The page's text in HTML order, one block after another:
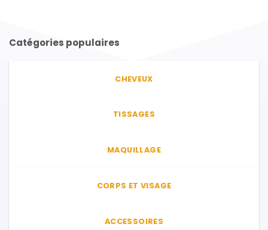
Catégories populaires
CHEVEUX
TISSAGES
MAQUILLAGE
CORPS ET VISAGE
ACCESSOIRES